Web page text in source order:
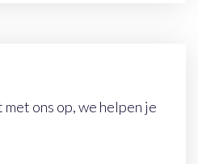
ons op, we helpen je